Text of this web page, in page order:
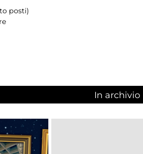
posti)
In archivio